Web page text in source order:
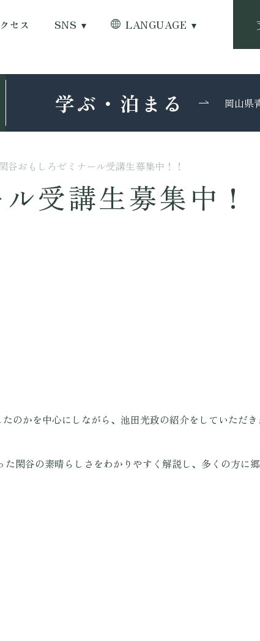
セス SNS LANGUAGE
学ぶ・泊まる 岡山県
谷おもしろゼミナール受講生募集中！！
受講生募集中！
のかを中心にしながら、池田光政の紹介をしていただき
閑谷の素晴らしさをわかりやすく解説し、多くの方に